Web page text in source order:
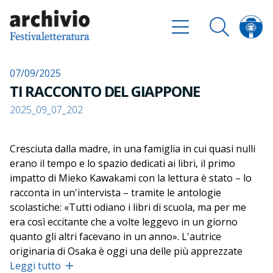
07/09/2025
TI RACCONTO DEL GIAPPONE
2025_09_07_202
Cresciuta dalla madre, in una famiglia in cui quasi nulli
erano il tempo e lo spazio dedicati ai libri, il primo
impatto di Mieko Kawakami con la lettura è stato – lo
racconta in un'intervista – tramite le antologie
scolastiche: «Tutti odiano i libri di scuola, ma per me
era così eccitante che a volte leggevo in un giorno
quanto gli altri facevano in un anno». L'autrice
originaria di Osaka è oggi una delle più apprezzate
scrittrici del panorama internazionale, in costante
Leggi tutto